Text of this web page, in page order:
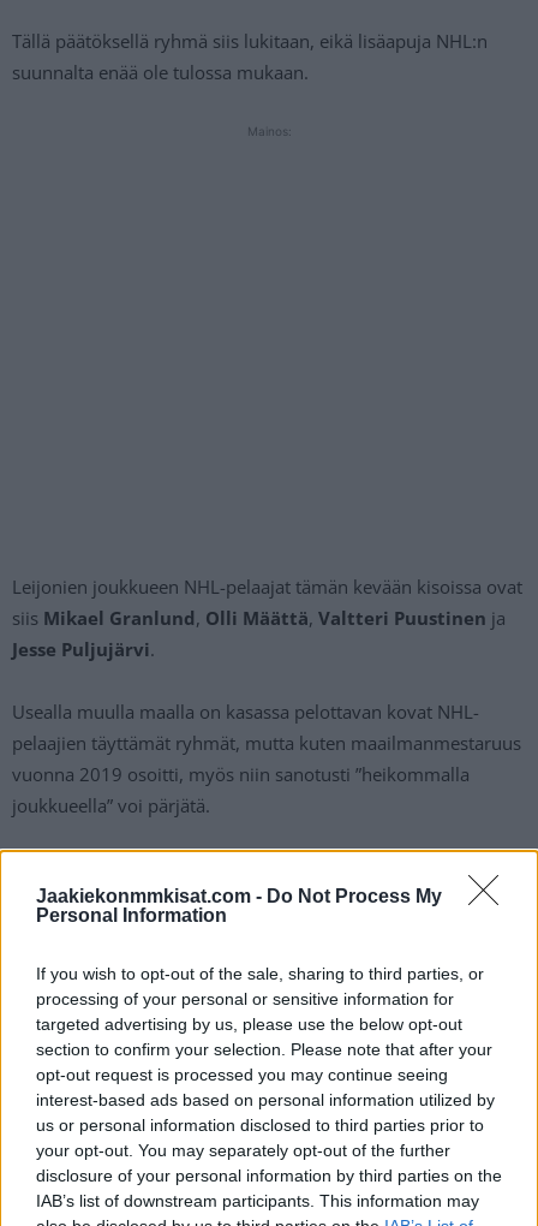
Jaakiekonmmkisat.com - Do Not Process My
Personal Information
If you wish to opt-out of the sale, sharing to third parties, or
processing of your personal or sensitive information for
targeted advertising by us, please use the below opt-out
section to confirm your selection. Please note that after your
opt-out request is processed you may continue seeing
interest-based ads based on personal information utilized by
us or personal information disclosed to third parties prior to
your opt-out. You may separately opt-out of the further
disclosure of your personal information by third parties on the
IAB’s list of downstream participants. This information may
Tällä päätöksellä ryhmä siis lukitaan, eikä lisäapuja NHL:n
suunnalta enää ole tulossa mukaan.
Mainos:
Leijonien joukkueen NHL-pelaajat tämän kevään kisoissa ovat
siis Mikael Granlund, Olli Määttä, Valtteri Puustinen ja
Jesse Puljujärvi.
Usealla muulla maalla on kasassa pelottavan kovat NHL-
pelaajien täyttämät ryhmät, mutta kuten maailmanmestaruus
vuonna 2019 osoitti, myös niin sanotusti ”heikommalla
joukkueella” voi pärjätä.
Suomi avaa kisaurakkansa Prahassa isäntämaa Tshekkiä
Tsekkaa myös: MM 2024: Tshekki – Suomi – näin katsot
ottelun TV:stä